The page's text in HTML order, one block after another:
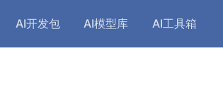
AI开发包 AI模型库 AI工具箱